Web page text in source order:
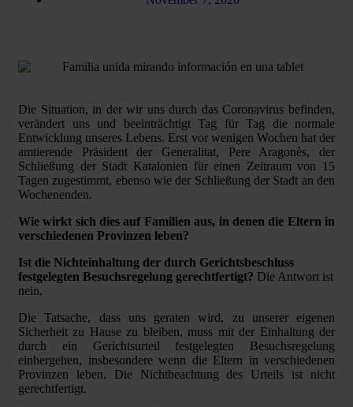
Die Situation, in der wir uns durch das Coronavirus befinden,
verändert uns und beeinträchtigt Tag für Tag die normale
Entwicklung unseres Lebens. Erst vor wenigen Wochen hat der
amtierende Präsident der Generalitat, Pere Aragonès, der
Schließung der Stadt Katalonien für einen Zeitraum von 15
Tagen zugestimmt, ebenso wie der Schließung der Stadt an den
Wochenenden.
Wie wirkt sich dies auf Familien aus, in denen die Eltern in
verschiedenen Provinzen leben?
Ist die Nichteinhaltung der durch Gerichtsbeschluss
festgelegten Besuchsregelung gerechtfertigt? Die Antwort ist
nein.
Die Tatsache, dass uns geraten wird, zu unserer eigenen
Sicherheit zu Hause zu bleiben, muss mit der Einhaltung der
durch ein Gerichtsurteil festgelegten Besuchsregelung
einhergehen, insbesondere wenn die Eltern in verschiedenen
Provinzen leben. Die Nichtbeachtung des Urteils ist nicht
gerechtfertigt.